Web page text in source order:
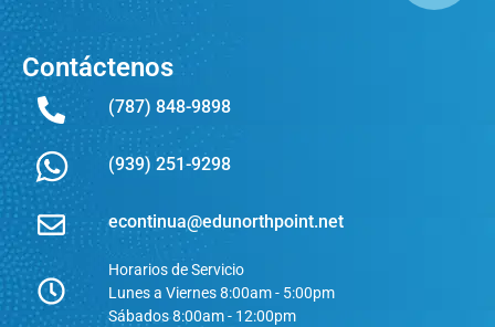
Contáctenos
(787) 848-9898
(939) 251-9298
econtinua@edunorthpoint.net
Horarios de Servicio
Lunes a Viernes 8:00am - 5:00pm
Sábados 8:00am - 12:00pm